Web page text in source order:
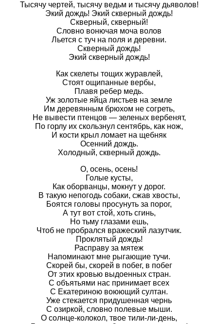
Тысячу чертей, тысячу ведьм и тысячу дьяволов!
Экий дождь! Экий скверный дождь!
Скверный, скверный!
Словно вонючая моча волов
Льется с туч на поля и деревни.
Скверный дождь!
Экий скверный дождь!
Как скелеты тощих журавлей,
Стоят ощипанные вербы,
Плавя ребер медь.
Уж золотые яйца листьев на земле
Им деревянным брюхом не согреть,
Не вывести птенцов — зеленых вербенят,
По горлу их скользнул сентябрь, как нож,
И кости крыл ломает на щебняк
Осенний дождь.
Холодный, скверный дождь.
О, осень, осень!
Голые кусты,
Как оборванцы, мокнут у дорог.
В такую непогодь собаки, сжав хвосты,
Боятся головы просунуть за порог,
А тут вот стой, хоть сгинь,
Но тьму глазами ешь,
Чтоб не пробрался вражеский лазутчик.
Проклятый дождь!
Расправу за мятеж
Напоминают мне рыгающие тучи.
Скорей бы, скорей в побег, в побег
От этих кровью выдоенных стран.
С объятьями нас принимает всех
С Екатериною воюющий султан.
Уже стекается придушенная чернь
С озиркой, словно полевые мыши.
О солнце-колокол, твое тили-ли-день,